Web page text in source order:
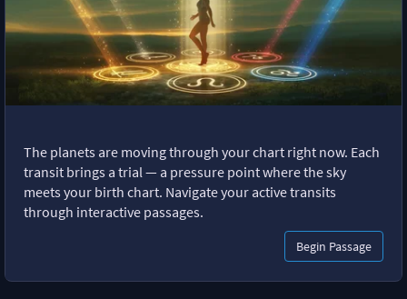
The planets are moving through your chart right now. Each
transit brings a trial — a pressure point where the sky
meets your birth chart. Navigate your active transits
through interactive passages.
Begin Passage